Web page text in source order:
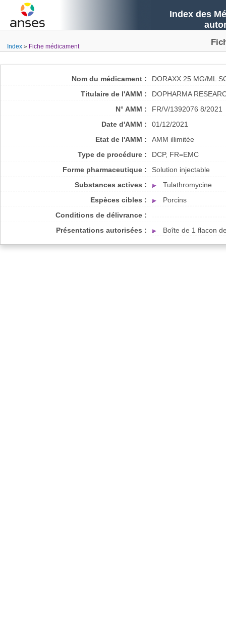
Index des
Index Fiche médicament
Nom du médicament :
DORAXX 25 MG/ML
Titulaire de l'AMM :
DOPHARMA
N° AMM :
FR/V/1392076 8/2021
Date d'AMM :
01/12/2021
Etat de l'AMM :
AMM illimitée
Type de procédure :
DCP, FR=EMC
Forme pharmaceutique :
Solution injectable
Substances actives :
Tulathromycine
Espèces cibles :
Porcins
Conditions de délivrance :
Présentations autorisées :
Boîte de 1 flacon